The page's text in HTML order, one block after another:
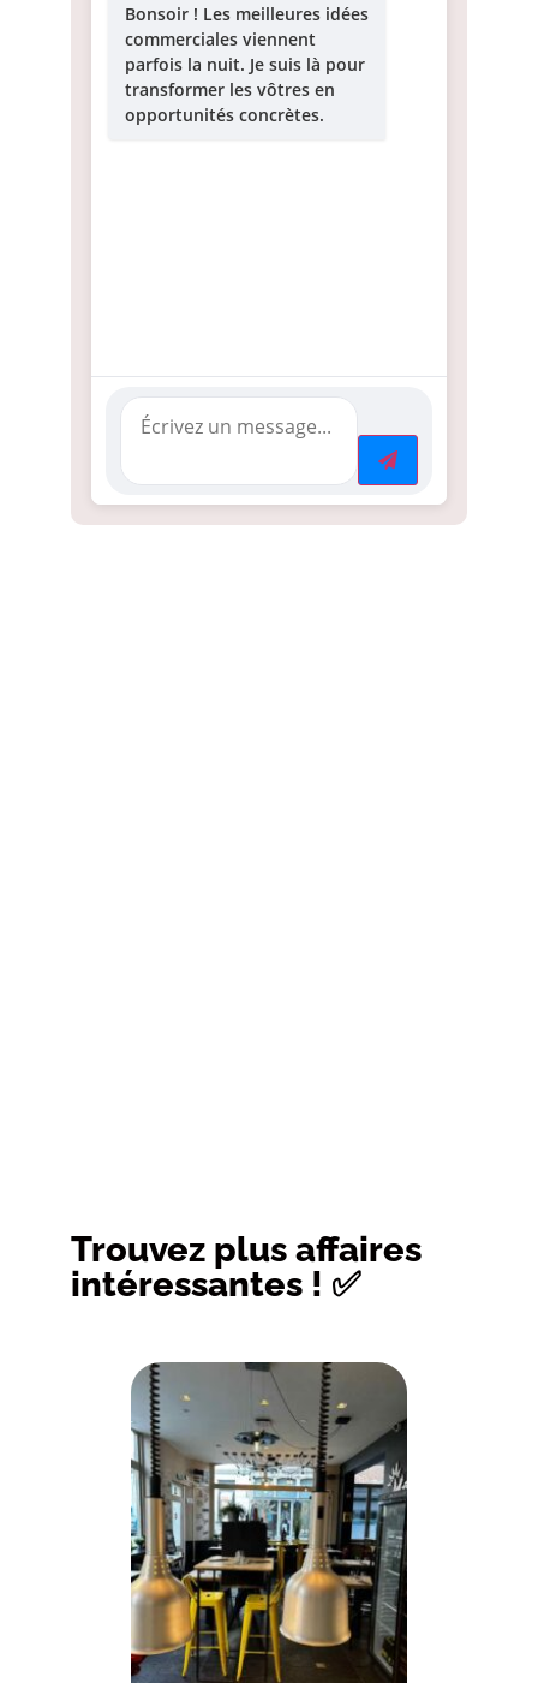
Bonsoir ! Les meilleures idées
commerciales viennent
parfois la nuit. Je suis là pour
transformer les vôtres en
opportunités concrètes.
Trouvez plus affaires
intéressantes ! ✅